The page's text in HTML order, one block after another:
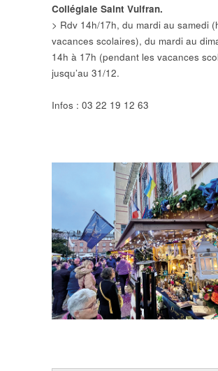
Collégiale Saint Vulfran.
> Rdv 14h/17h, du mardi au samedi
vacances scolaires), du mardi au
14h à 17h (pendant les vacances
jusqu’au 31/12.
Infos : 03 22 19 12 63